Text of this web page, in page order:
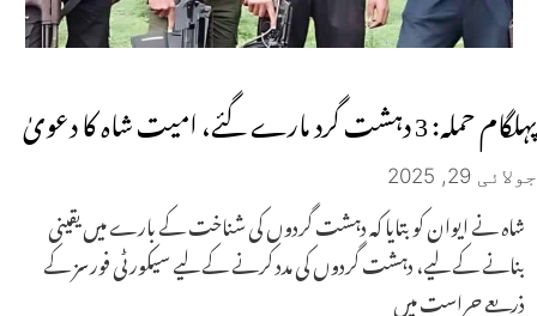
پہلگام حملہ: 3 دہشت گرد مارے گئے، امیت شاہ کا دعویٰ
جولائی 29, 2025
شاہ نے ایوان کو بتایا کہ دہشت گردوں کی شناخت کے بارے میں یقینی
بنانے کے لیے، دہشت گردوں کی مدد کرنے کے لیے سیکورٹی فورسز کے
ذریعے حراست میں